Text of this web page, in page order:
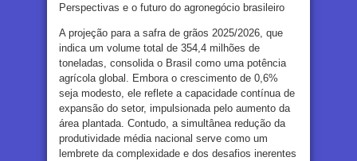
Perspectivas e o futuro do agronegócio brasileiro
A projeção para a safra de grãos 2025/2026, que
indica um volume total de 354,4 milhões de
toneladas, consolida o Brasil como uma potência
agrícola global. Embora o crescimento de 0,6%
seja modesto, ele reflete a capacidade contínua de
expansão do setor, impulsionada pelo aumento da
área plantada. Contudo, a simultânea redução da
produtividade média nacional serve como um
lembrete da complexidade e dos desafios inerentes